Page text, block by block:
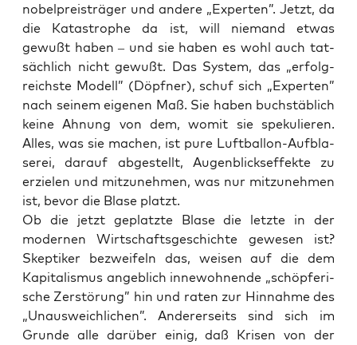
no­bel­preis­trä­ger und ande­re „Exper­ten”. Jetzt, da
die Kata­stro­phe da ist, will nie­mand etwas
gewußt haben – und sie haben es wohl auch tat­
säch­lich nicht gewußt. Das Sys­tem, das „erfolg­
reichs­te Modell” (Döpf­ner), schuf sich „Exper­ten”
nach sei­nem eige­nen Maß. Sie haben buch­stäb­lich
kei­ne Ahnung von dem, womit sie spe­ku­lie­ren.
Alles, was sie machen, ist pure Luft­bal­lon-Auf­bla­
se­rei, dar­auf abge­stellt, Augen­blicks­ef­fek­te zu
erzie­len und mit­zu­neh­men, was nur mit­zu­neh­men
ist, bevor die Bla­se platzt.
Ob die jetzt geplatz­te Bla­se die letz­te in der
moder­nen Wirt­schafts­ge­schich­te gewe­sen ist?
Skep­ti­ker bezwei­feln das, wei­sen auf die dem
Kapi­ta­lis­mus angeb­lich inne­woh­nen­de „schöp­fe­ri­
sche Zer­stö­rung” hin und raten zur Hin­nah­me des
„Unaus­weich­li­chen”. Ande­rer­seits sind sich im
Grun­de alle dar­über einig, daß Kri­sen von der